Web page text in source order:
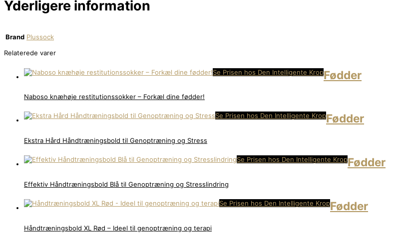
Yderligere information
Brand Plussock
Relaterede varer
Se Prisen hos Den Intelligente KropFødder
Naboso knæhøje restitutionssokker – Forkæl dine fødder!
Se Prisen hos Den Intelligente KropFødder
Ekstra Hård Håndtræningsbold til Genoptræning og Stress
Se Prisen hos Den Intelligente KropFødder
Effektiv Håndtræningsbold Blå til Genoptræning og Stresslindring
Se Prisen hos Den Intelligente KropFødder
Håndtræningsbold XL Rød – Ideel til genoptræning og terapi